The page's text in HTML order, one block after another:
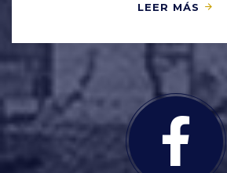
LEER MÁS